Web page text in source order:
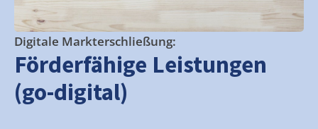
Digitale Markterschließung:
Förderfähige Leistungen
(go-digital)